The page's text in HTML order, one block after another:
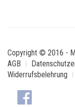
Copyright © 2016 -
AGB
Widerrufsbelehrung